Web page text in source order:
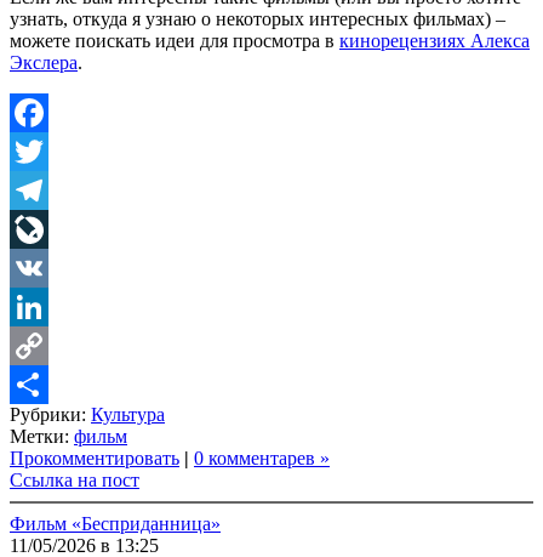
узнать, откуда я узнаю о некоторых интересных фильмах) –
можете поискать идеи для просмотра в кинорецензиях Алекса
Экслера.
Facebook
Twitter
Telegram
LiveJournal
VK
LinkedIn
Copy
Link
Share
Рубрики: Культура
Метки: фильм
Прокомментировать | 0 комментарев »
Ссылка на пост
Фильм «Бесприданница»
11/05/2026 в 13:25